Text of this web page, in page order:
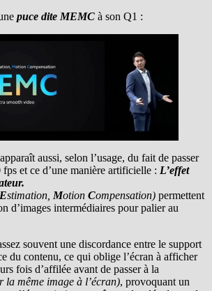
puce dite MEMC à son Q1 :
aussi, selon l’usage, du fait de passer
et ce d’une manière artificielle : L’effet
Estimation, Motion Compensation) permettent
d’images intermédiaires pour palier au
souvent une discordance entre le support
du contenu, ce qui oblige l’écran à afficher
fois d’affilée avant de passer à la
la même image à l’écran), provoquant un